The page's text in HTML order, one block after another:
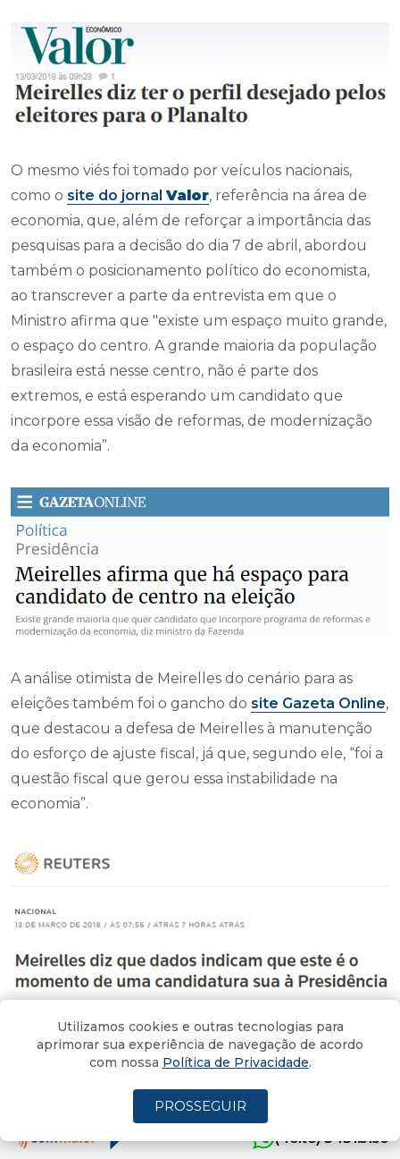
O mesmo viés foi tomado por veículos nacionais,
como o site do jornalValor, referência na área de
economia, que, além de reforçar a importância das
pesquisas para a decisão do dia 7 de abril, abordou
também o posicionamento político do economista,
ao transcrever a parte da entrevista em que o
Ministro afirma que "existe um espaço muito grande,
o espaço do centro. A grande maioria da população
brasileira está nesse centro, não é parte dos
extremos, e está esperando um candidato que
incorpore essa visão de reformas, de modernização
da economia”.
A análise otimista de Meirelles do cenário para as
eleições também foi o gancho do site Gazeta Online,
que destacou a defesa de Meirelles à manutenção
do esforço de ajuste fiscal, já que, segundo ele, “foi a
questão fiscal que gerou essa instabilidade na
economia”.
A entrevista de hoje foi destaque também na
agência de notícias Reuters, que teve seu material
reproduzido com destaque em portais como
Bol, e Extra.
Efeito Temer
(4oito) 3431.5150
Utilizamos cookies e outras tecnologias para
aprimorar sua experiência de navegação de acordo
com nossa Política de Privacidade.
PROSSEGUIR